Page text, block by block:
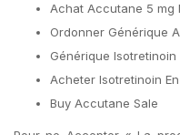
Achat Accutane 5 mg
Ordonner Générique
Générique
Acheter Isotretinoin
Buy Accutane Sale